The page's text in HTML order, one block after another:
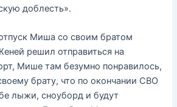
доблесть».
Миша со своим братом
решил отправиться на
Мише там безумно понравилось,
брату, что по окончании СВО
лыжи, сноуборд и будут